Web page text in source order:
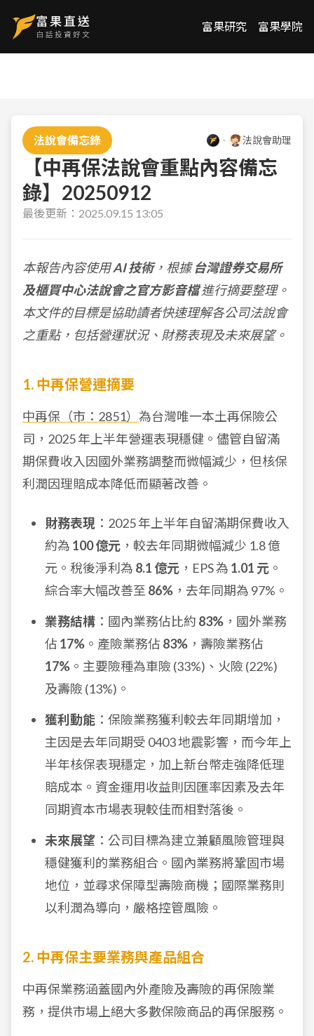
富果研究 富果學院
法說會備忘錄 法說會助理
【中再保法說會重點內容備忘
錄】20250912
最後更新： 2025.09.15 13:05
本報告內容使用AI 技術，根據台灣證券交易所
及櫃買中心法說會之官方影音檔進行摘要整理。
本文件的目標是協助讀者快速理解各公司法說會
之重點，包括營運狀況、財務表現及未來展望。
1. 中再保營運摘要
中再保（市：2851） 為台灣唯一本土再保險公
司，2025 年上半年營運表現穩健。儘管自留滿
期保費收入因國外業務調整而微幅減少，但核保
利潤因理賠成本降低而顯著改善。
財務表現 ：2025 年上半年自留滿期保費收入
約為 100 億元 ，較去年同期微幅減少 1.8 億
元。稅後淨利為 8.1 億元 ，EPS 為 1.01 元 。
綜合率大幅改善至 86% ，去年同期為 97%。
業務結構 ：國內業務佔比約 83% ，國外業務
佔 17% 。產險業務佔 83% ，壽險業務佔
17% 。主要險種為車險 (33%)、火險 (22%)
及壽險 (13%)。
獲利動能 ：保險業務獲利較去年同期增加，
主因是去年同期受 0403 地震影響，而今年上
半年核保表現穩定，加上新台幣走強降低理
賠成本。資金運用收益則因匯率因素及去年
同期資本市場表現較佳而相對落後。
未來展望 ：公司目標為建立兼顧風險管理與
穩健獲利的業務組合。國內業務將鞏固市場
地位，並尋求保障型壽險商機；國際業務則
以利潤為導向，嚴格控管風險。
2. 中再保主要業務與產品組合
中再保業務涵蓋國內外產險及壽險的再保險業
務，提供市場上絕大多數保險商品的再保服務。